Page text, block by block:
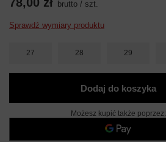
brutto / szt.
Sprawdź wymiary produktu
27 28 29
Dodaj do koszyka
Możesz kupić także poprzez: